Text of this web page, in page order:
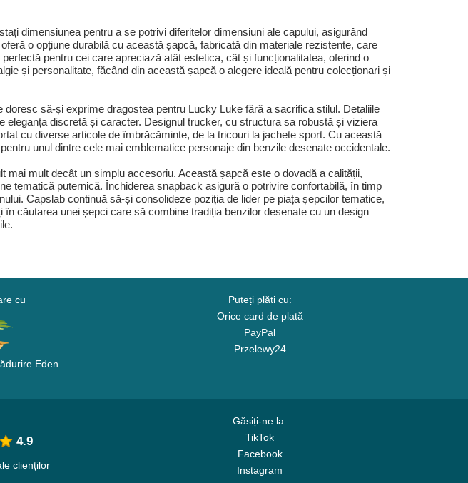
dimensiunea pentru a se potrivi diferitelor dimensiuni ale capului, asigurând
o opțiune durabilă cu această șapcă, fabricată din materiale rezistente, care
pentru cei care apreciază atât estetica, cât și funcționalitatea, oferind o
și personalitate, făcând din această șapcă o alegere ideală pentru colecționari și
să-și exprime dragostea pentru Lucky Luke fără a sacrifica stilul. Detaliile
discretă și caracter. Designul trucker, cu structura sa robustă și viziera
cu diverse articole de îmbrăcăminte, de la tricouri la jachete sport. Cu această
unul dintre cele mai emblematice personaje din benzile desenate occidentale.
mult decât un simplu accesoriu. Această șapcă este o dovadă a calității,
tematică puternică. Închiderea snapback asigură o potrivire confortabilă, în timp
Capslab continuă să-și consolideze poziția de lider pe piața șepcilor tematice,
căutarea unei șepci care să combine tradiția benzilor desenate cu un design
cu
Eden
Puteți plăti cu:
Orice card de plată
PayPal
Przelewy24
Găsiți-ne la:
TikTok
Facebook
Instagram
4.9
clienților